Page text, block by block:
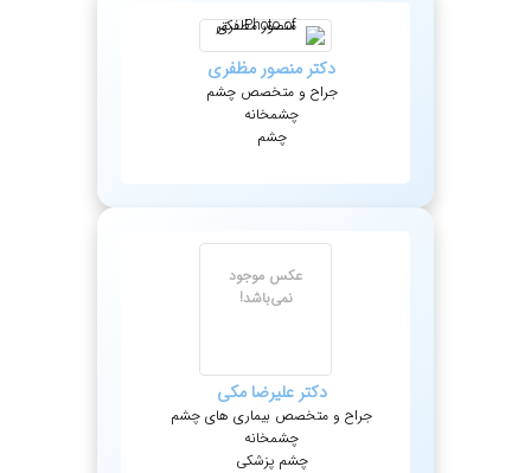
دکترمنصورمظفری
جراح و متخصص چشم
چشمخانه
چشم
عکس موجود
نمی‌باشد!
دکترعلیرضا مکی
جراح و متخصص بیماری های چشم
چشمخانه
چشم پزشکی